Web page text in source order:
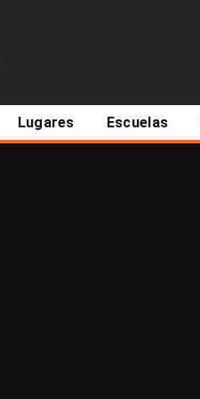
Lugares Escuelas